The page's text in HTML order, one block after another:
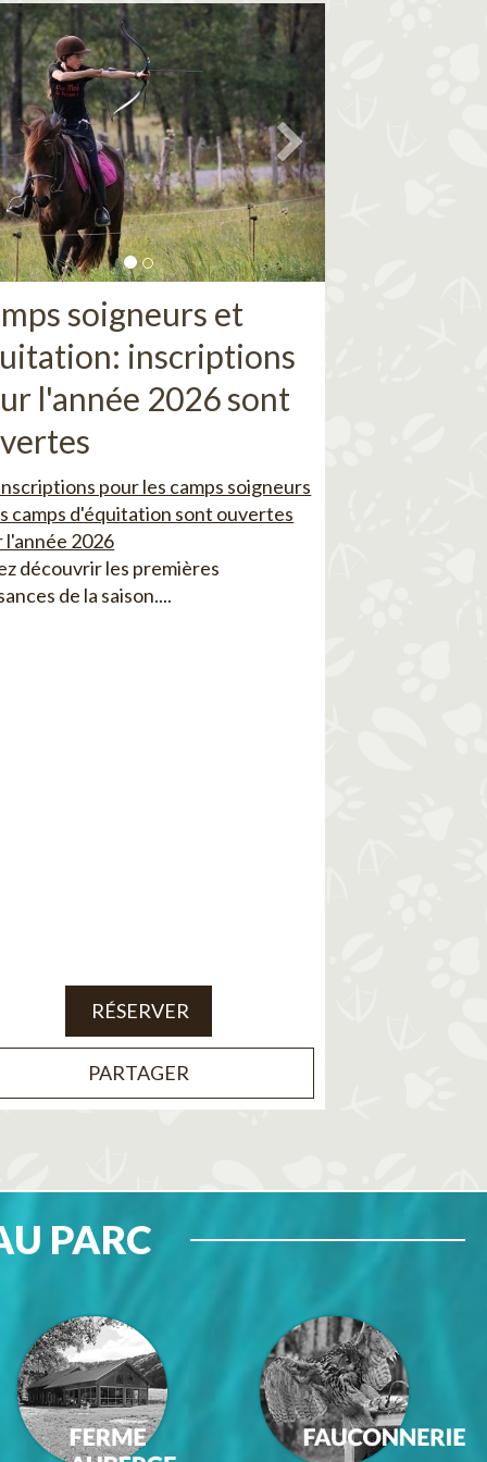
soigneurs et
inscriptions
l'année 2026 sont
pour les camps soigneurs
camps d'équitation sont ouvertes
l'année 2026
découvrir les premières
de la saison....
RÉSERVER
PARTAGER
PARC